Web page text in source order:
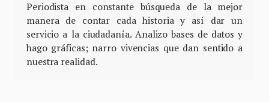
Periodista en constante búsqueda de la mejor
manera de contar cada historia y así dar un
servicio a la ciudadanía. Analizo bases de datos y
hago gráficas; narro vivencias que dan sentido a
nuestra realidad.